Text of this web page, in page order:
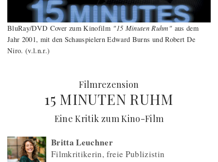
BluRay/DVD Cover zum Kinofilm "15 Minuten Ruhm"aus dem
Jahr 2001, mit den Schauspielern Edward Burns und Robert De
Niro. (v.l.n.r.)
Filmrezension
15 MINUTEN RUHM
(
Eine Kritik zum Kino-Film
Britta Leuchner
Filmkritikerin, freie Publizistin